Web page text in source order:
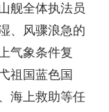
舰全体执法员
、风骤浪急的
气象条件复
祖国蓝色国
海上救助等任